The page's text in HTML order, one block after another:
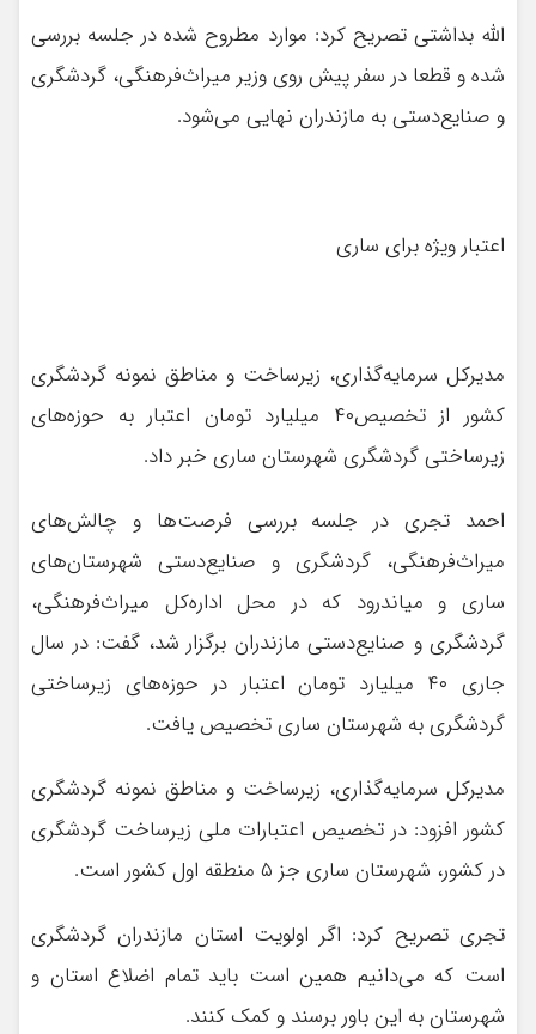
الله بداشتی تصریح کرد: موارد مطروح شده در جلسه بررسی
شده و قطعا در سفر پیش روی وزیر میراث‌فرهنگی، گردشگری
و صنایع‌دستی به مازندران نهایی می‌شود.
اعتبار ویژه برای ساری
مدیرکل سرمایه‌گذاری، زیرساخت و مناطق نمونه گردشگری
کشور از تخصیص۴۰ میلیارد تومان اعتبار به حوزه‌های
زیرساختی گردشگری شهرستان ساری خبر داد.
احمد تجری در جلسه بررسی فرصت‌ها و چالش‌های
میراث‌فرهنگی، گردشگری و صنایع‌دستی شهرستان‌های
ساری و میاندرود که در محل اداره‌کل میراث‌فرهنگی،
گردشگری و صنایع‌دستی مازندران برگزار شد، گفت: در سال
جاری ۴۰ میلیارد تومان اعتبار در حوزه‌های زیرساختی
گردشگری به شهرستان ساری تخصیص یافت.
مدیرکل سرمایه‌گذاری، زیرساخت و مناطق نمونه گردشگری
کشور افزود: در تخصیص اعتبارات ملی زیرساخت گردشگری
در کشور، شهرستان ساری جز ۵ منطقه اول کشور است.
تجری تصریح کرد: اگر اولویت استان مازندران گردشگری
است که می‌دانیم همین است باید تمام اضلاع استان و
شهرستان به این باور برسند و کمک کنند.